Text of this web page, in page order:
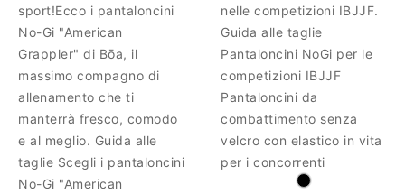
sport!Ecco i pantaloncini
No-Gi "American
Grappler" di Bōa, il
massimo compagno di
allenamento che ti
manterrà fresco, comodo
e al meglio. Guida alle
taglie Scegli i pantaloncini
No-Gi "American
nelle competizioni IBJJF.
Guida alle taglie
Pantaloncini NoGi per le
competizioni IBJJF
Pantaloncini da
combattimento senza
velcro con elastico in vita
per i concorrenti